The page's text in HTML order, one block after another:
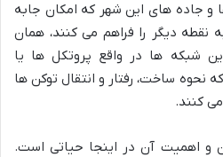
جاده های این شهر که امکان جابه
دیگر را فراهم می کنند، همان
شبکه ها در واقع پروتکل ها یا
نحوه ساخت، رفتار و انتقال توکن ها
کنند.
و اهمیت آن در اینجا حیاتی است.